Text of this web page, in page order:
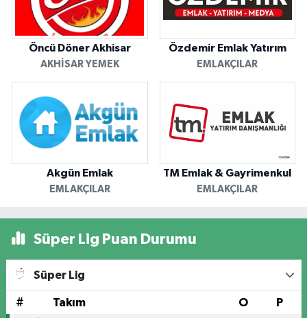
Öncü Döner Akhisar
AKHISAR YEMEK
Özdemir Emlak Yatırım
EMLAKÇILAR
Akgün Emlak
EMLAKÇILAR
TM Emlak & Gayrimenkul
EMLAKÇILAR
Süper Lig Puan Durumu
Süper Lig
# Takım O P